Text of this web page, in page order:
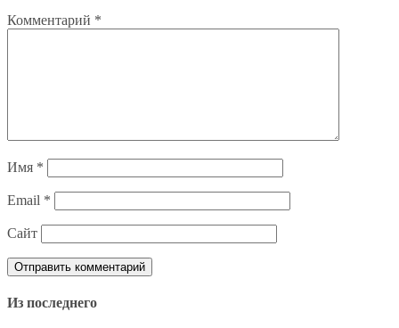
Комментарий *
Имя *
Email *
Сайт
Из последнего